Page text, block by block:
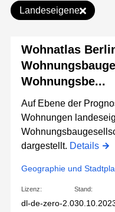
Landeseigene
Wohnatlas
Wohnungsbe...
Auf Ebene der
Wohnungen
dargestellt. Details
Geographie und
Lizenz:
dl-de-zero-2.0
Stand: